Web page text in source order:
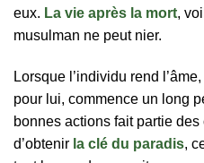
eux. La vie après la mort,
musulman ne peut nier.
Lorsque l’individu rend
pour lui, commence un long
bonnes actions fait partie
d’obtenir la clé du paradis,